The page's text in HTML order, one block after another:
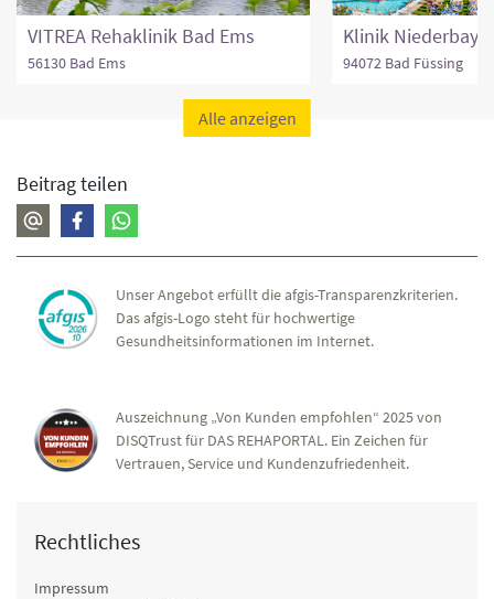
VITREA Rehaklinik Bad Ems
56130 Bad Ems
Klinik
94072 Bad Füssing
Alle anzeigen
Beitrag teilen
Unser Angebot erfüllt die afgis-Transparenzkriterien.
Das afgis-Logo steht für hochwertige
Gesundheitsinformationen im Internet.
Auszeichnung „Von Kunden empfohlen“ 2025 von
DISQTrust für DAS REHAPORTAL. Ein Zeichen für
Vertrauen, Service und Kundenzufriedenheit.
Rechtliches
Impressum